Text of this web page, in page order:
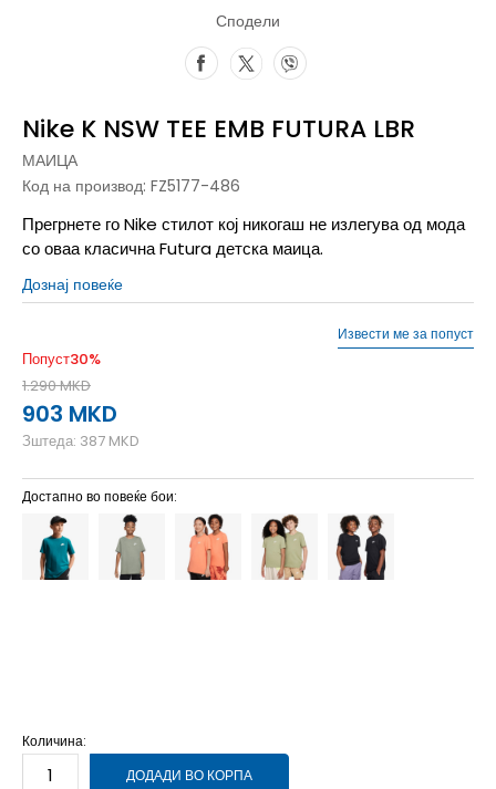
Сподели
Nike K NSW TEE EMB FUTURA LBR
МАИЦА
Код на производ: FZ5177-486
Прегрнете го Nike стилот кој никогаш не излегува од мода
со оваа класична Futura детска маица.
Дознај повеќе
Попуст30%
1.290MKD
903 MKD
Зштеда: 387 MKD
Извести ме за попуст
Достапно во повеќе бои:
Количина:
ДОДАДИ ВО КОРПА